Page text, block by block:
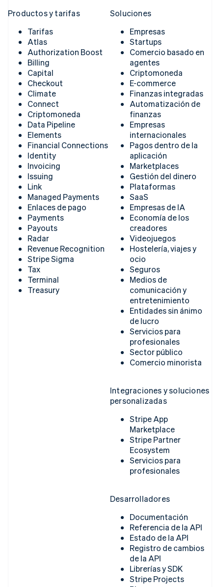
Productos y tarifas
Tarifas
Atlas
Authorization Boost
Billing
Capital
Checkout
Climate
Connect
Criptomoneda
Data Pipeline
Elements
Financial Connections
Identity
Invoicing
Issuing
Link
Managed Payments
Enlaces de pago
Payments
Payouts
Radar
Revenue Recognition
Stripe Sigma
Tax
Terminal
Treasury
Soluciones
Empresas
Startups
Comercio basado en
agentes
Criptomoneda
E-commerce
Finanzas integradas
Automatización de
finanzas
Empresas
internacionales
Pagos dentro de la
aplicación
Marketplaces
Gestión del dinero
Plataformas
SaaS
Empresas de IA
Economía de los
creadores
Videojuegos
Hostelería, viajes y
ocio
Seguros
Medios de
comunicación y
entretenimiento
Entidades sin ánimo
de lucro
Servicios para
profesionales
Sector público
Comercio minorista
Integraciones y soluciones
personalizadas
Stripe App
Marketplace
Stripe Partner
Ecosystem
Servicios para
profesionales
Desarrolladores
Documentación
Referencia de la API
Estado de la API
Registro de cambios
de la API
Librerías y SDK
Stripe Projects